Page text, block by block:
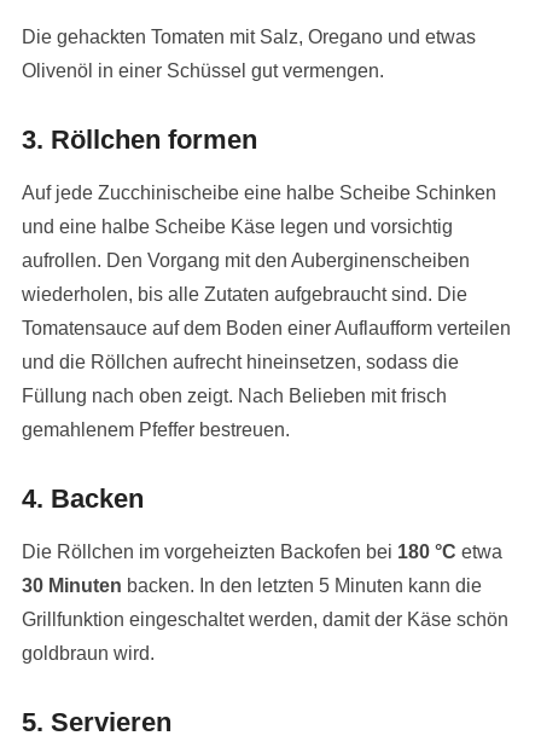
Die gehackten Tomaten mit Salz, Oregano und etwas
Olivenöl in einer Schüssel gut vermengen.
3. Röllchen formen
Auf jede Zucchinischeibe eine halbe Scheibe Schinken
und eine halbe Scheibe Käse legen und vorsichtig
aufrollen. Den Vorgang mit den Auberginenscheiben
wiederholen, bis alle Zutaten aufgebraucht sind. Die
Tomatensauce auf dem Boden einer Auflaufform verteilen
und die Röllchen aufrecht hineinsetzen, sodass die
Füllung nach oben zeigt. Nach Belieben mit frisch
gemahlenem Pfeffer bestreuen.
4. Backen
Die Röllchen im vorgeheizten Backofen bei 180 °C etwa
30 Minuten backen. In den letzten 5 Minuten kann die
Grillfunktion eingeschaltet werden, damit der Käse schön
goldbraun wird.
5. Servieren